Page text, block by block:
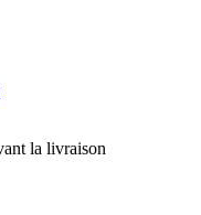
la livraison